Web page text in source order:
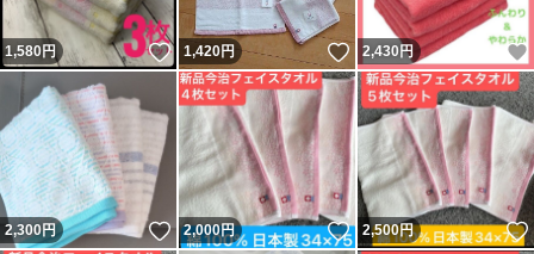
1,580円 いいね！
1,420円 いいね！
2,430 円
2,300円 いいね！
2,000円 いいね！
2,500円